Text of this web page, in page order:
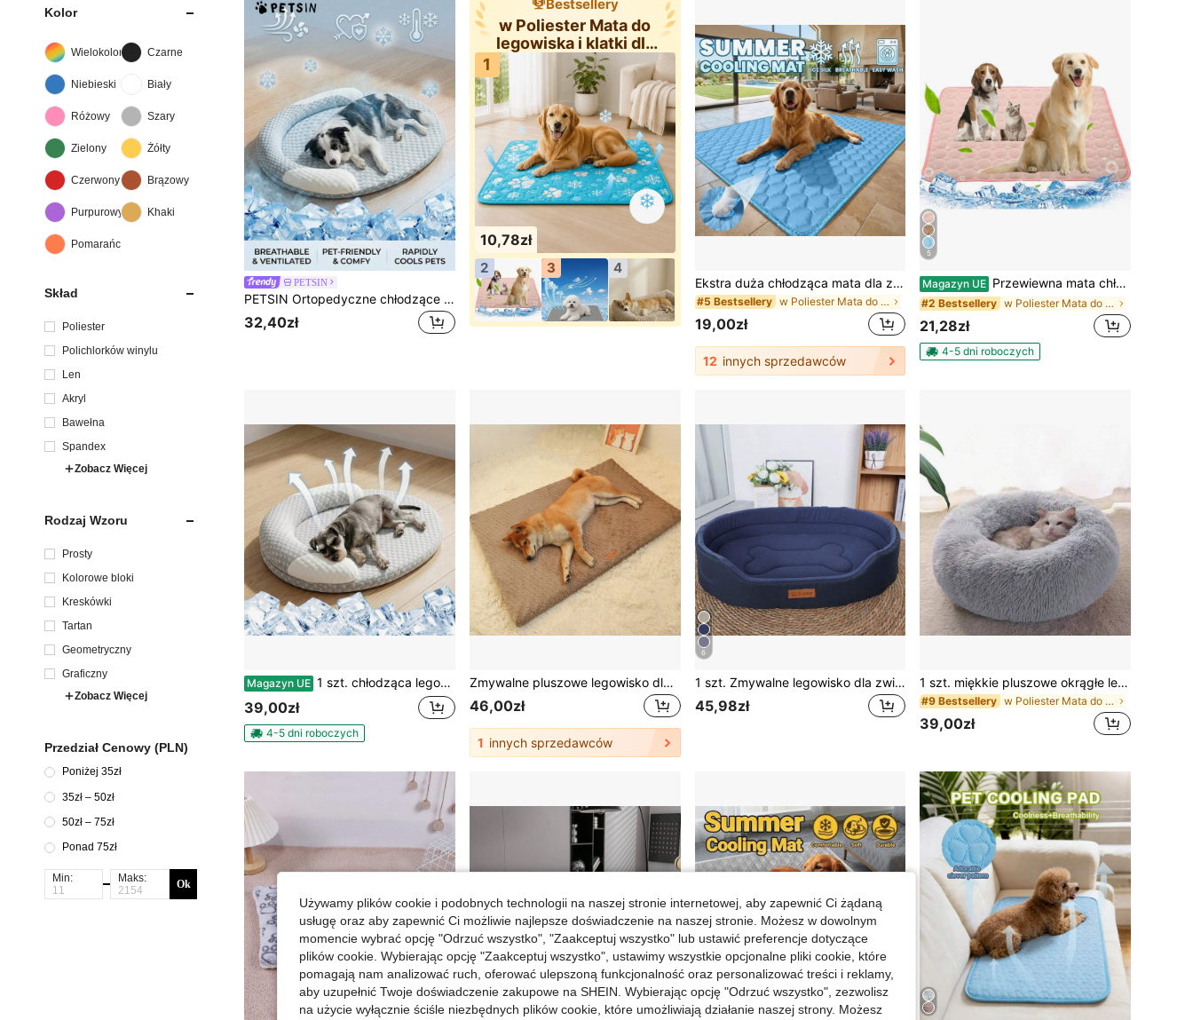
Kolor
Wielokolorowe Czarne
Niebieski Biały
Różowy Szary
Zielony Żółty
Czerwony Brązowy
Purpurowy Khaki
Pomarańczowy
Skład
Poliester
Polichlorków winylu
Len
Akryl
Bawełna
Spandex
Zobacz Więcej
Rodzaj Wzoru
Prosty
Kolorowe bloki
Kreskówki
Tartan
Geometryczny
Graficzny
Zobacz Więcej
Przedział Cenowy (PLN)
Poniżej 35zł
35zł – 50zł
50zł – 75zł
Ponad 75zł
Min: Maks: Ok
PETSIN
PETSIN Ortopedyczne chłodzące legowisko dla psa, oddychające letnie legowisko dla zwierząt z podniesionym brzegiem, miękka, prana mata dla małych i średnich psów oraz kotów, antypoślizgowa mata dla zwierząt do użytku całorocznego
32,40zł
Bestsellery
w Poliester Mata do
legowiska i klatki dla
zwierzą
1
10,78zł
2 3 4
Ekstra duża chłodząca mata dla zwierząt na lato, odporna na pogryzienia i trwała mata dla psa, odpowiednia na wszystkie pory roku, lekka chłodząca mata-legowisko dla zwierząt, dostępna w 5 rozmiarach dla małych, średnich i dużych zwierząt, dla miłośników zwierząt, zmywalna
#5 Bestsellery w Poliester Mata do legowiska i klatki dla zwierzą
19,00zł
12 innych sprzedawców
5
Magazyn UE Przewiewna mata chłodząca dla psa, chłodząca mata z jedwabiu lodowego, samochłodzący koc dla zwierząt, mata chłodząca dla psa do wnętrz/na zewnątrz/do samochodu
#2 Bestsellery w Poliester Mata do legowiska i klatki dla zwierzą
21,28zł
4-5 dni roboczych
Magazyn UE 1 szt. chłodząca legowisko dla kota z lodowymi fasolkami i gąbką, ortopedyczna oddychająca mata dla psa, antypoślizgowa, zmywalna chłodząca podkładka dla kotów małych/średnich/dużych, na lato, łatwa do czyszczenia, dla miłośników zwierząt
39,00zł
4-5 dni roboczych
Zmywalne pluszowe legowisko dla zwierząt, wypełnione falistą pianką o wysokiej wytrzymałości – wygodna sofa dla psów i kotów, odpowiednia dla małych i średnich zwierząt, na każdą porę roku (zalecamy wybór rozmiaru większego dla większego komfortu i odczekanie 2–3 dni, aby pianka w pełni się rozprężyła)
46,00zł
1 innych sprzedawców
6
1 szt. Zmywalne legowisko dla zwierząt, odpowiednie na każdą porę roku, półzamknięte, dla małych/dużych psów i kotów, jesień/zima
45,98zł
1 szt. miękkie pluszowe okrągłe legowisko dla zwierząt domowych dla kotów lub małych psów, legowisko dla psa i kota w rozmiarze mini/średnim, ciepłe i oddychające na wszystkie pory roku, łatwe do czyszczenia, legowisko dla psa, legowisko dla kota, legowisko dla zwierząt domowych, akcesoria dla zwierząt, rozmiar: 19,69x19,69x6,3 cala
#9 Bestsellery w Poliester Mata do legowiska i klatki dla zwierzą
39,00zł
6
Używamy plików cookie i podobnych technologii na naszej stronie internetowej, aby zapewnić Ci żądaną
usługę oraz aby zapewnić Ci możliwie najlepsze doświadczenie na naszej stronie. Możesz w dowolnym
momencie wybrać opcję "Odrzuć wszystko", "Zaakceptuj wszystko" lub ustawić preferencje dotyczące
plików cookie. Wybierając opcję "Zaakceptuj wszystko", ustawimy wszystkie opcjonalne pliki cookie, które
pomagają nam analizować ruch, oferować ulepszoną funkcjonalność oraz personalizować treści i reklamy,
aby uzupełnić Twoje doświadczenie zakupowe na SHEIN. Wybierając opcję "Odrzuć wszystko", zezwolisz
na użycie wyłącznie ściśle niezbędnych plików cookie, które umożliwiają działanie naszej strony. Możesz